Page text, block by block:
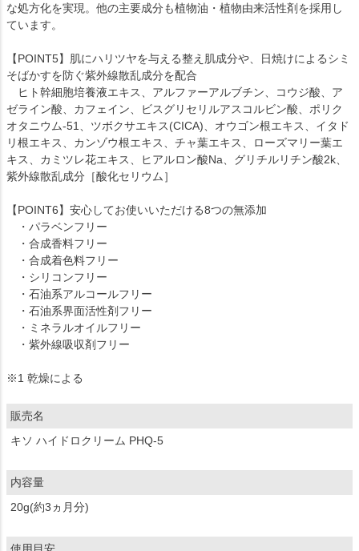
な処方化を実現。他の主要成分も植物油・植物由来活性剤を採用し
ています。
【POINT5】肌にハリツヤを与える整え肌成分や、日焼けによるシミ
そばかすを防ぐ紫外線散乱成分を配合
ヒト幹細胞培養液エキス、アルファーアルブチン、コウジ酸、ア
ゼライン酸、カフェイン、ビスグリセリルアスコルビン酸、ポリク
オタニウム-51、ツボクサエキス(CICA)、オウゴン根エキス、イタド
リ根エキス、カンゾウ根エキス、チャ葉エキス、ローズマリー葉エ
キス、カミツレ花エキス、ヒアルロン酸Na、グリチルリチン酸2k、
紫外線散乱成分［酸化セリウム］
【POINT6】安心してお使いいただける8つの無添加
・パラベンフリー
・合成香料フリー
・合成着色料フリー
・シリコンフリー
・石油系アルコールフリー
・石油系界面活性剤フリー
・ミネラルオイルフリー
・紫外線吸収剤フリー
※1 乾燥による
販売名
キソ ハイドロクリーム PHQ-5
内容量
20g(約3ヵ月分)